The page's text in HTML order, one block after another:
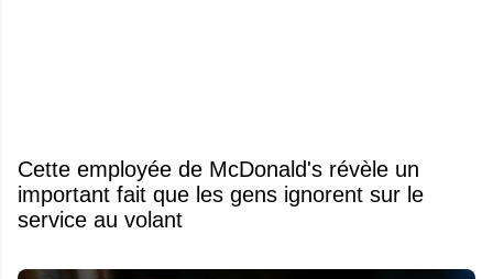
Cette employée de McDonald's révèle un
important fait que les gens ignorent sur le
service au volant